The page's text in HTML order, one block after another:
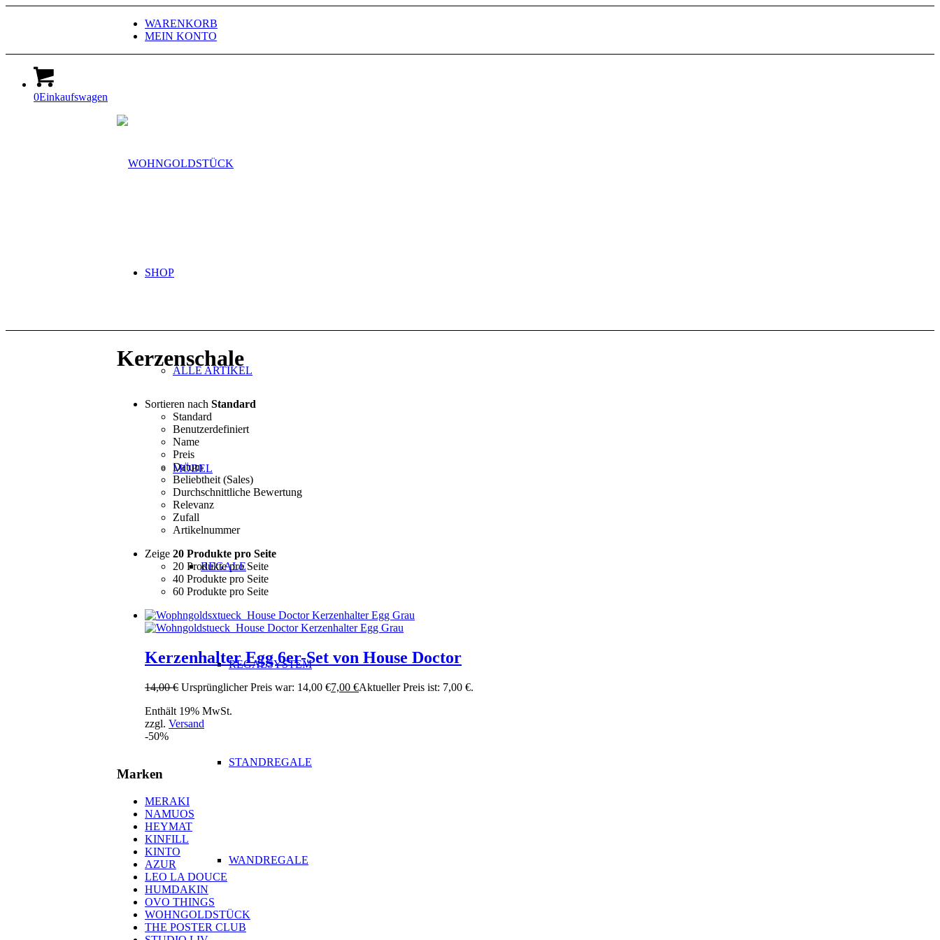
WARENKORB
MEIN KONTO
0Einkaufswagen
SHOP
ALLE ARTIKEL
MÖBEL
REGALE
REGALSYSTEM
STANDREGALE
WANDREGALE
Kerzenschale
Sortieren nach Standard
Standard
Benutzerdefiniert
Name
Preis
Datum
Beliebtheit (Sales)
Durchschnittliche Bewertung
Relevanz
Zufall
Artikelnummer
Zeige 20 Produkte pro Seite
20 Produkte pro Seite
40 Produkte pro Seite
60 Produkte pro Seite
Kerzenhalter Egg 6er-Set von House Doctor
14,00€ Ursprünglicher Preis war: 14,00 €7,00 €Aktueller Preis ist: 7,00 €.
Enthält 19% MwSt.
zzgl. Versand
-50%
Marken
MERAKI
NAMUOS
HEYMAT
KINFILL
KINTO
AZUR
LEO LA DOUCE
HUMDAKIN
OVO THINGS
WOHNGOLDSTÜCK
THE POSTER CLUB